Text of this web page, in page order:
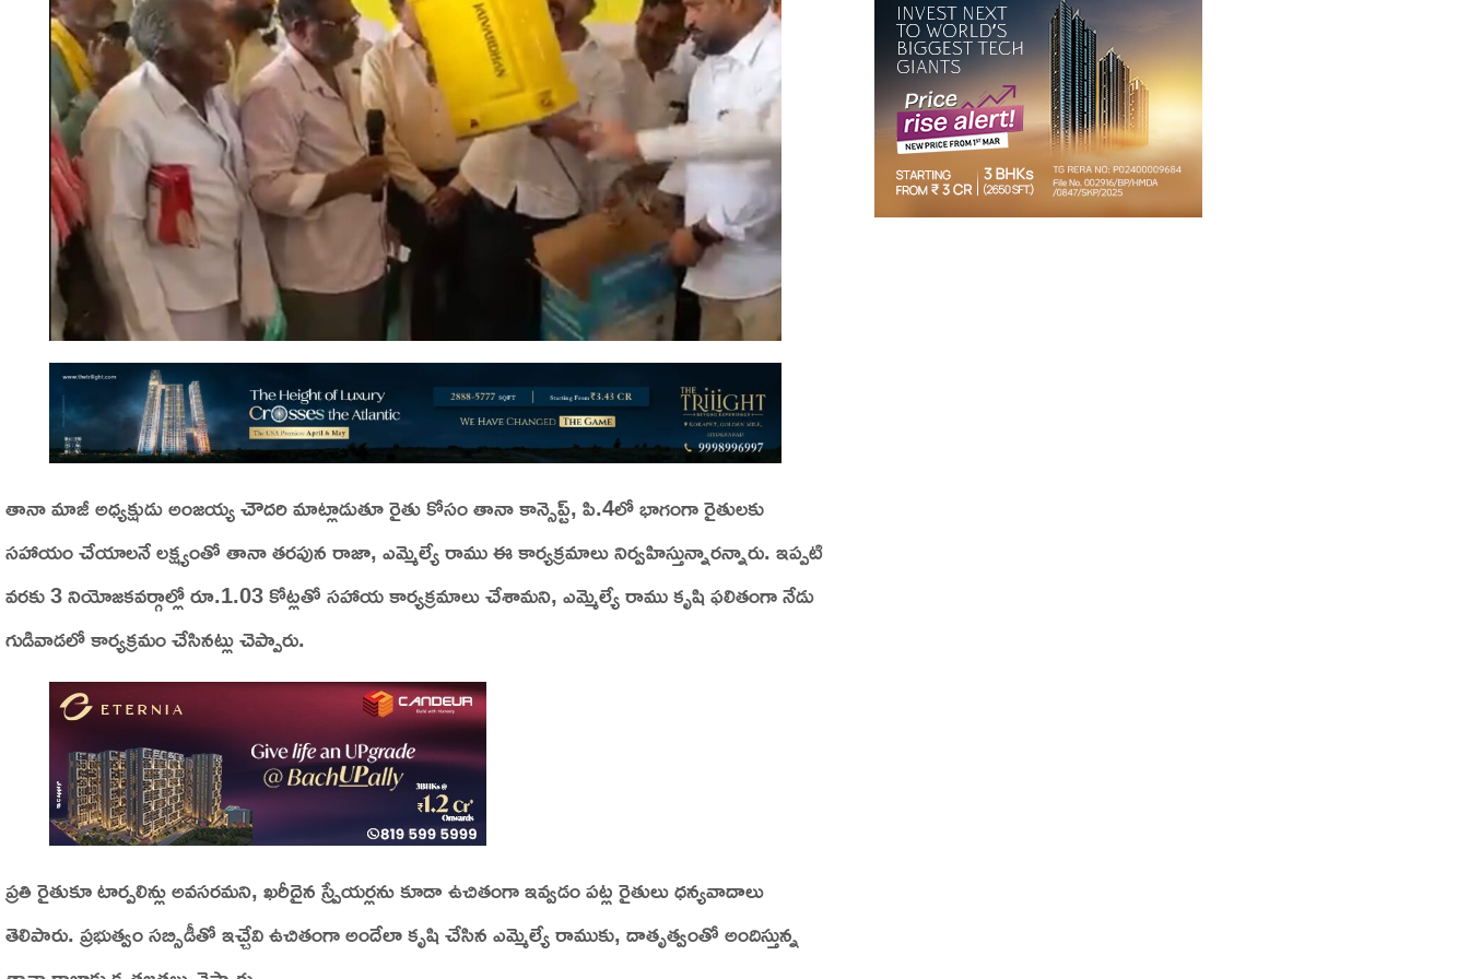
తానా మాజీ అధ్యక్షుడు అంజయ్య చౌదరి మాట్లాడుతూ రైతు కోసం తానా కాన్సెప్ట్‌, పి.4లో భాగంగా రైతులకు
సహాయం చేయాలనే లక్ష్యంతో తానా తరపున రాజా, ఎమ్మెల్యే రాము ఈ కార్యక్రమాలు నిర్వహిస్తున్నారన్నారు. ఇప్పటి
వరకు 3 నియోజకవర్గాల్లో రూ.1.03 కోట్లతో సహాయ కార్యక్రమాలు చేశామని, ఎమ్మెల్యే రాము కృషి ఫలితంగా నేడు
గుడివాడలో కార్యక్రమం చేసినట్లు చెప్పారు.
ప్రతి రైతుకూ టార్పలిన్లు అవసరమని, ఖరీదైన స్ప్రేయర్లను కూడా ఉచితంగా ఇవ్వడం పట్ల రైతులు ధన్యవాదాలు
తెలిపారు. ప్రభుత్వం సబ్సిడీతో ఇచ్చేవి ఉచితంగా అందేలా కృషి చేసిన ఎమ్మెల్యే రాముకు, దాతృత్వంతో అందిస్తున్న